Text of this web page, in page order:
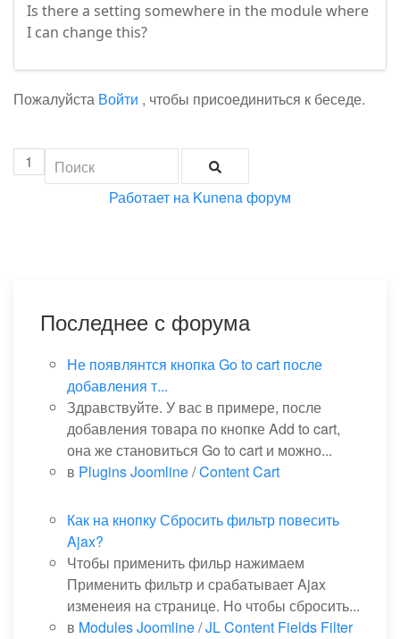
Is there a setting somewhere in the module where
I can change this?
Пожалуйста Войти , чтобы присоединиться к беседе.
1
Работает на Kunena форум
Последнее с форума
Не появлянтся кнопка Go to cart после
добавления т...
Здравствуйте. У вас в примере, после
добавления товара по кнопке Add to cart,
она же становиться Go to cart и можно...
в Plugins Joomline/Content Cart
Как на кнопку Сбросить фильтр повесить
Ajax?
Чтобы применить фильр нажимаем
Применить фильтр и срабатывает Ajax
изменеия на странице. Но чтобы сбросить...
в Modules Joomline/JL Content Fields Filter